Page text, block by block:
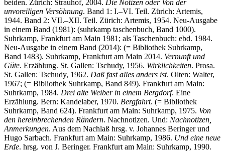
beiden. Zürich: Strauhof, 2004. Die Notizen oder Von der
unvoreiligen Versöhnung. Band 1: I.–VI. Teil. Zürich: Artemis,
1944. Band 2: VII.–XII. Teil. Zürich: Artemis, 1954. Neu-Ausgabe
in einem Band (1981): (suhrkamp taschenbuch, Band 1000).
Suhrkamp, Frankfurt am Main 1981; als Taschenbuch: ebd. 1984.
Neu-Ausgabe in einem Band (2014): (= Bibliothek Suhrkamp,
Band 1483). Suhrkamp, Frankfurt am Main 2014. Vernunft und
Güte. Erzählung. St. Gallen: Tschudy, 1956. Wirklichkeiten. Prosa.
St. Gallen: Tschudy, 1962. Daß fast alles anders ist. Olten: Walter,
1967; (= Bibliothek Suhrkamp, Band 849). Frankfurt am Main:
Suhrkamp, 1984. Drei alte Weiber in einem Bergdorf. Eine
Erzählung. Bern: Kandelaber, 1970. Bergfahrt. (= Bibliothek
Suhrkamp, Band 624). Frankfurt am Main: Suhrkamp, 1975. Von
den hereinbrechenden Rändern. Nachnotizen. Und: Nachnotizen,
Anmerkungen. Aus dem Nachlaß hrsg. v. Johannes Beringer und
Hugo Sarbach. Frankfurt am Main: Suhrkamp, 1986. Und eine neue
Erde. hrsg. von J. Beringer. Frankfurt am Main: Suhrkamp, 1990.